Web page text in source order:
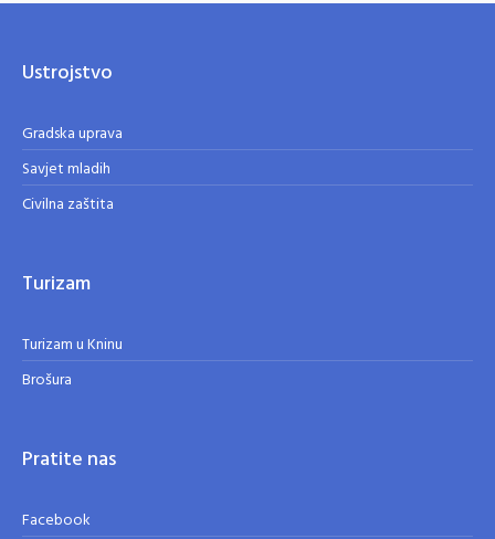
Ustrojstvo
Gradska uprava
Savjet mladih
Civilna zaštita
Turizam
Turizam u Kninu
Brošura
Pratite nas
Facebook